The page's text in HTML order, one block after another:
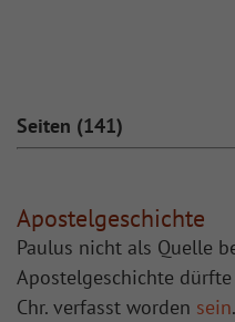
Seiten (141)
Apostelgeschichte
Paulus nicht als Quelle
Apostelgeschichte
Chr. verfasst worden sein